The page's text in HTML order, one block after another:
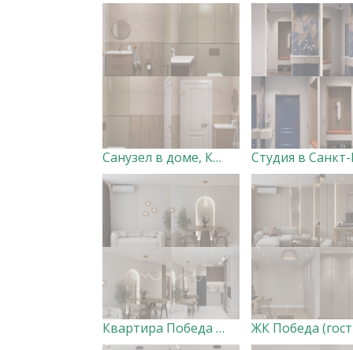
Санузел в доме, Курск
Квартира Победа (прихожая, кухня-гостиная) ВАРИАНТ 1